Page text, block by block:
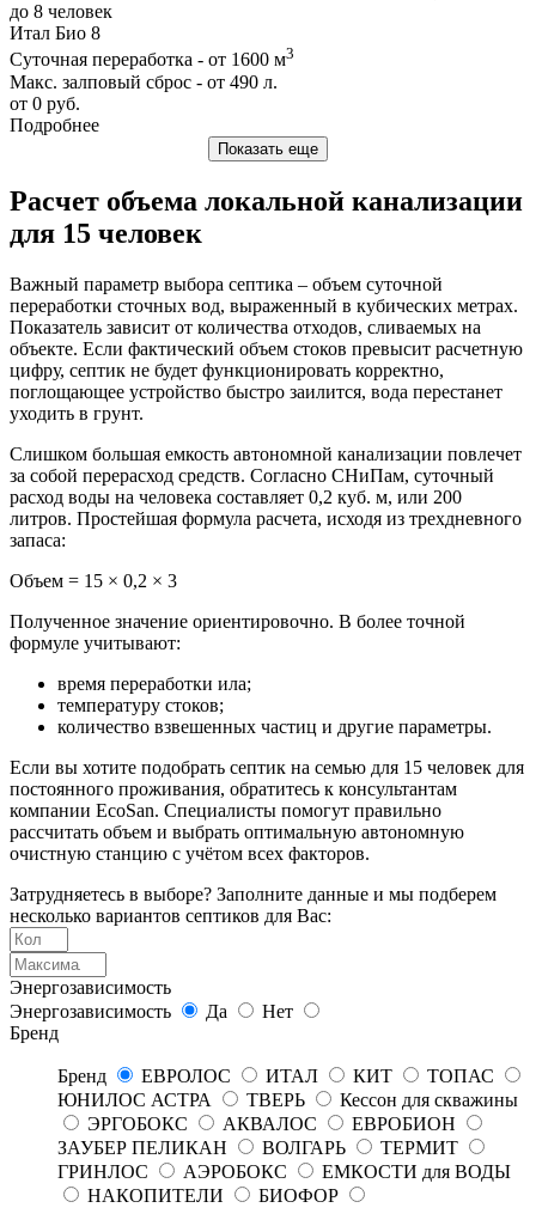
до 8 человек
Итал Био 8
Суточная переработка - от 1600 м3
Макс. залповый сброс - от 490 л.
от 0 руб.
Подробнее
Показать еще
Расчет объема локальной канализации
для 15 человек
Важный параметр выбора септика – объем суточной
переработки сточных вод, выраженный в кубических метрах.
Показатель зависит от количества отходов, сливаемых на
объекте. Если фактический объем стоков превысит расчетную
цифру, септик не будет функционировать корректно,
поглощающее устройство быстро заилится, вода перестанет
уходить в грунт.
Слишком большая емкость автономной канализации повлечет
за собой перерасход средств. Согласно СНиПам, суточный
расход воды на человека составляет 0,2 куб. м, или 200
литров. Простейшая формула расчета, исходя из трехдневного
запаса:
Объем = 15 × 0,2 × 3
Полученное значение ориентировочно. В более точной
формуле учитывают:
время переработки ила;
температуру стоков;
количество взвешенных частиц и другие параметры.
Если вы хотите подобрать септик на семью для 15 человек для
постоянного проживания, обратитесь к консультантам
компании EcoSan. Специалисты помогут правильно
рассчитать объем и выбрать оптимальную автономную
очистную станцию с учётом всех факторов.
Затрудняетесь в выборе? Заполните данные и мы подберем
несколько вариантов септиков для Вас:
Энергозависимость
Энергозависимость
Да
Нет
Бренд
Бренд ЕВРОЛОС ИТАЛ КИТ
ТОПАС
ЮНИЛОС АСТРА
ТВЕРЬ
Кессон для скважины
ЭРГОБОКС
АКВАЛОС
ЕВРОБИОН
ЗАУБЕР ПЕЛИКАН
ВОЛГАРЬ
ТЕРМИТ
ГРИНЛОС
АЭРОБОКС
ЕМКОСТИ для ВОДЫ
НАКОПИТЕЛИ
БИОФОР